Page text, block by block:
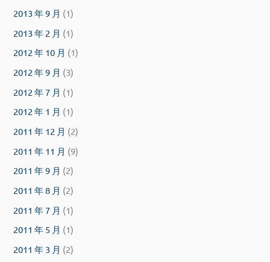
2013 年 9 月 (1)
2013 年 2 月 (1)
2012 年 10 月 (1)
2012 年 9 月 (3)
2012 年 7 月 (1)
2012 年 1 月 (1)
2011 年 12 月 (2)
2011 年 11 月 (9)
2011 年 9 月 (2)
2011 年 8 月 (2)
2011 年 7 月 (1)
2011 年 5 月 (1)
2011 年 3 月 (2)